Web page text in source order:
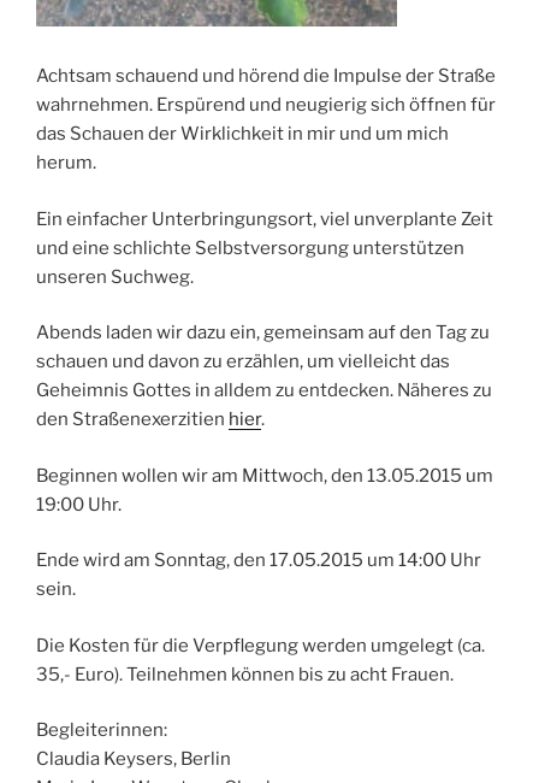
Achtsam schauend und hörend die Impulse der Straße
wahrnehmen. Erspürend und neugierig sich öffnen für
das Schauen der Wirklichkeit in mir und um mich
herum.
Ein einfacher Unterbringungsort, viel unverplante Zeit
und eine schlichte Selbstversorgung unterstützen
unseren Suchweg.
Abends laden wir dazu ein, gemeinsam auf den Tag zu
schauen und davon zu erzählen, um vielleicht das
Geheimnis Gottes in alldem zu entdecken. Näheres zu
den Straßenexerzitien hier.
Beginnen wollen wir am Mittwoch, den 13.05.2015 um
19:00 Uhr.
Ende wird am Sonntag, den 17.05.2015 um 14:00 Uhr
sein.
Die Kosten für die Verpflegung werden umgelegt (ca.
35,- Euro). Teilnehmen können bis zu acht Frauen.
Begleiterinnen:
Claudia Keysers, Berlin